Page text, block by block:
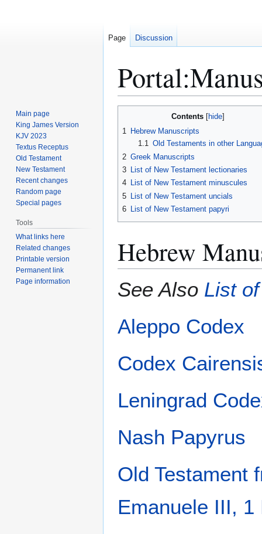
Contents
1 Hebrew Manuscripts
1.1 Old Testaments in other
2 Greek Manuscripts
3 List of New Testament lectionaries
4 List of New Testament minuscules
5
List of New Testament uncials
6 List of New Testament papyri
Hebrew
See Also List
Aleppo Codex
Codex
Leningrad
Nash Papyrus
Old Testament
Emanuele III, 1
Page Discussion
Main page
King James Version
KJV 2023
Textus Receptus
Old Testament
New Testament
Recent changes
Random page
Special pages
Tools
What links here
Related changes
Printable version
Permanent link
Page information